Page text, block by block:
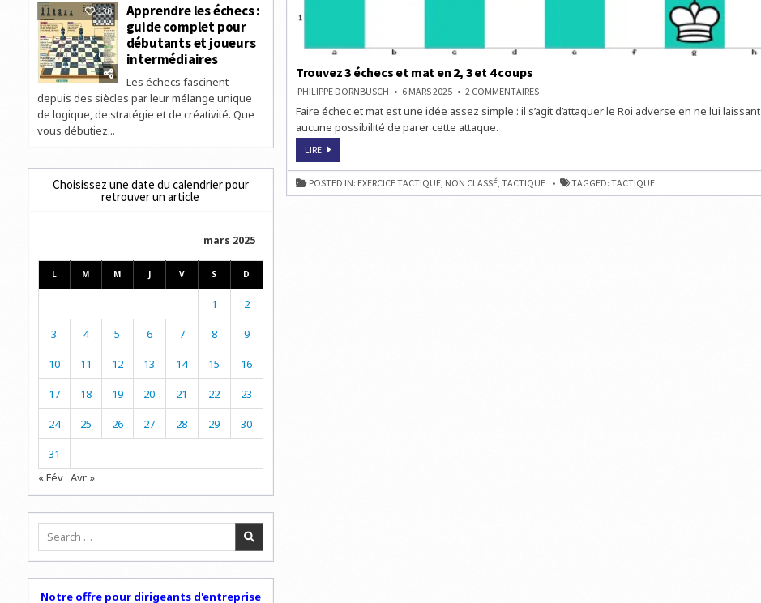
Trouvez 3 échecs et mat en 2, 3 et 4 coups
PHILIPPE DORNBUSCH 6 MARS 2025 2 COMMENTAIRESSUR
3
ÉCHECS
3
ET
4
COUPS
Faire échec et mat est une idée assez simple : il s’agit d’attaquer le Roi adverse en ne lui laissant
aucune possibilité de parer cette attaque.
LIRETROUVEZ
ÉCHECS
ET
MAT
EN
POSTED IN: EXERCICE TACTIQUE, NON CLASSÉ, TACTIQUE TAGGED: TACTIQUE
130
Apprendre les échecs :
guide complet pour
débutants et joueurs
intermédiaires
Les échecs fascinent
depuis des siècles par leur mélange unique
de logique, de stratégie et de créativité. Que
vous débutiez...
Choisissez une date du calendrier pour
retrouver un article
mars 2025
L M M J V S D
1 2
3 4 5 6 7 8 9
10 11 12 13 14 15 16
17 18 19 20 21 22 23
24 25 26 27 28 29 30
31
« Fév Avr »
Search
Notre offre pour dirigeants d'entreprise